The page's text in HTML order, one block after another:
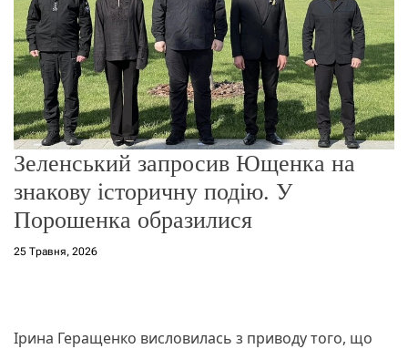
Зеленський запросив Ющенка на
знакову історичну подію. У
Порошенка образилися
25 Травня, 2026
Ірина Геращенко висловилась з приводу того, що